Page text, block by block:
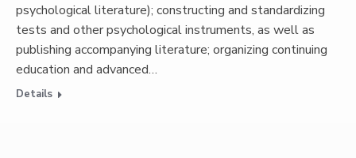
psychological literature); constructing and standardizing
tests and other psychological instruments, as well as
publishing accompanying literature; organizing continuing
education and advanced…
Details